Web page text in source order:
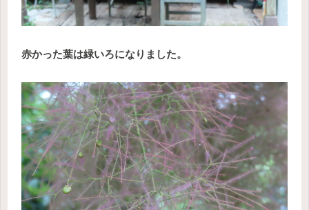
赤かった葉は緑いろになりました。